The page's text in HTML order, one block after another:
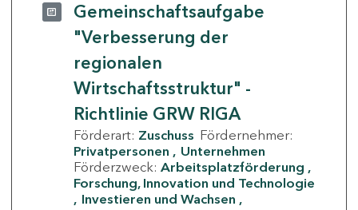
Gemeinschaftsaufgabe
"Verbesserung der
regionalen
Wirtschaftsstruktur" -
Richtlinie GRW RIGA
Förderart: Zuschuss Fördernehmer:
Privatpersonen
Unternehmen
Förderzweck: Arbeitsplatzförderung
Forschung, Innovation und Technologie
Investieren und Wachsen